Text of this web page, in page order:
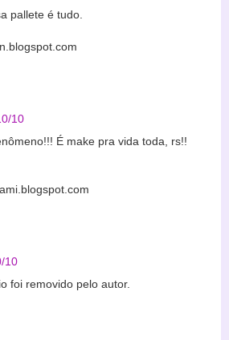
pallete é tudo.
10
É make pra vida toda, rs!!
10
foi removido pelo autor.